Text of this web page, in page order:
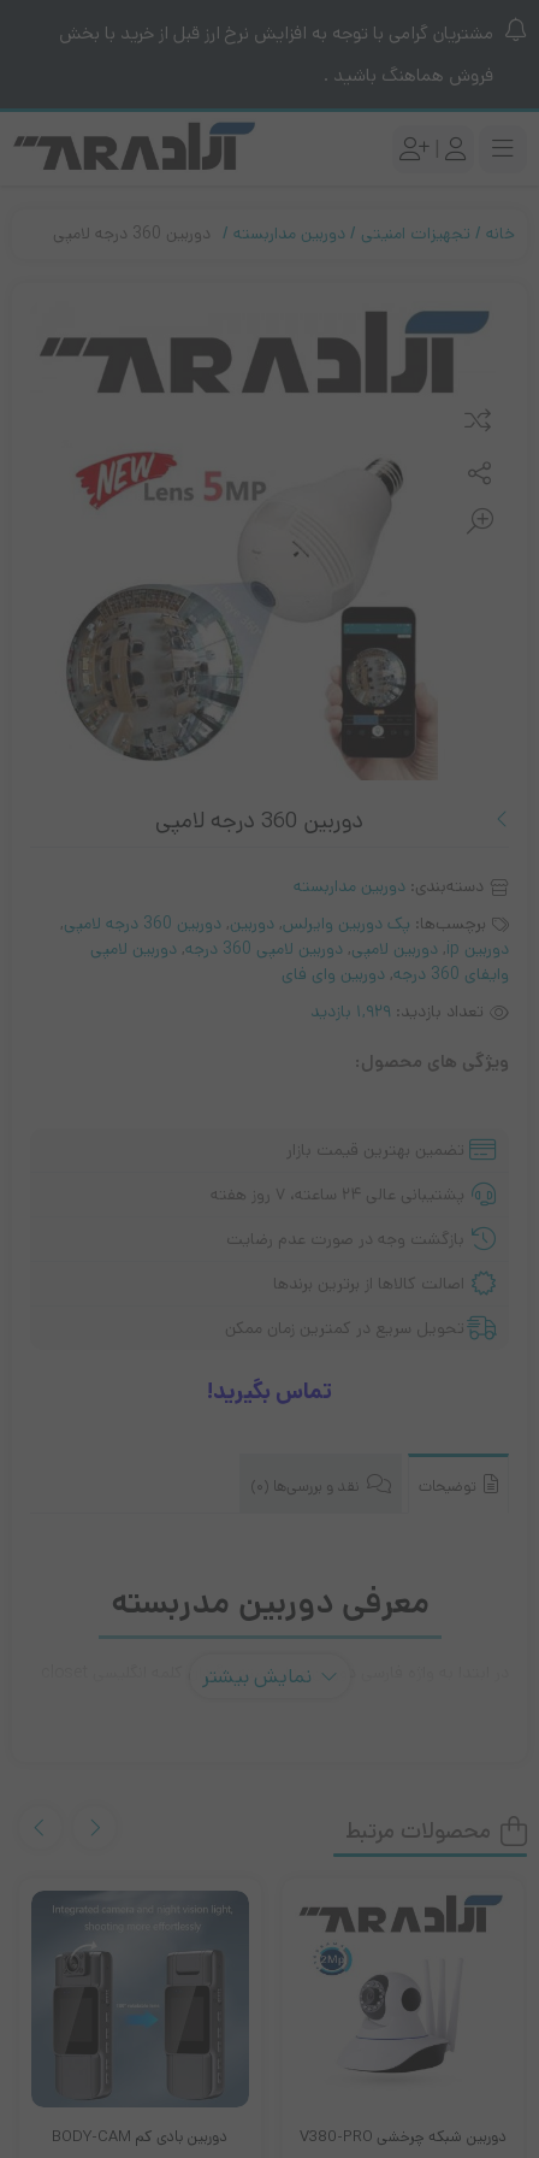
مشتریان گرامی با توجه به افزایش نرخ ارز قبل از خرید با بخش
فروش هماهنگ باشید .
|
خانه تجهیزات امنیتی دوربین مداربسته دوربین 360 درجه لامپی
دوربین 360 درجه لامپی
دسته‌بندی: دوربین مداربسته
برچسب‌ها: پک دوربین وایرلس, دوربین, دوربین 360 درجه لامپی
,
دوربین ip
, دوربین لامپی, دوربین لامپی 360 درجه , دوربین لامپی
وایفای 360 درجه
, دوربین وای فای
تعداد بازدید: 1,929 بازدید
ویژگی های محصول:
تضمین بهترین قیمت بازار
پشتیبانی عالی ۲۴ ساعته، ۷ روز هفته
بازگشت وجه در صورت عدم رضایت
اصالت کالاها از برترین برندها
تحویل سریع در کمترین زمان ممکن
تماس بگیرید!
توضیحات نقد و بررسی‌ها (0)
معرفی دوربین مدربسته
یک یا چند محل دیگر به منظور حفاظت – نظارت – سیستم های
مانیتورینگ برای ایچاد امنیت مطمئن مورد استفاده قرار می گیرد.
این دوربین انتقال تصویر از راه دور ۲۴ ساعته ضبط می کند که نسبت
زمانی واقعی برای ذخیره کردن در کارت میکرو SD (تا ۶۴ گیگابایت) می
باشد . البته نیاید از ویدیو قدیمی ترین غافل شد . بنابراین شما با این
دوربین از بابت ویدئو قدیمی خیالتان راحت باشد زیرا به طور خودکار
نمایش بیشتر
محصولات مرتبط
دوربین شبکه چرخشی V380-PRO دوربین بادی کم BODY-CAM